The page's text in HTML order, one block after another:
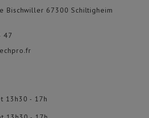
Bischwiller 67300 Schiltigheim
47
13h30 - 17h